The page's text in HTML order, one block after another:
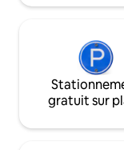
gratuit sur